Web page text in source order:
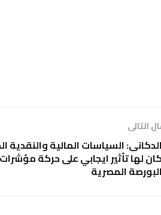
التالى
الدكانى: السياسات المالية والنقدية
لها تأثير ايجابي على حركة مؤشرات
البورصة المصرية